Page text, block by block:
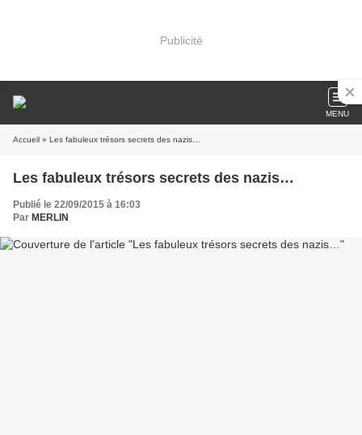
Publicité
MENU
Accueil » Les fabuleux trésors secrets des nazis…
Les fabuleux trésors secrets des nazis…
Publié le 22/09/2015 à 16:03
Par MERLIN